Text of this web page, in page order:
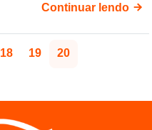
Continuar lendo
18 19 20